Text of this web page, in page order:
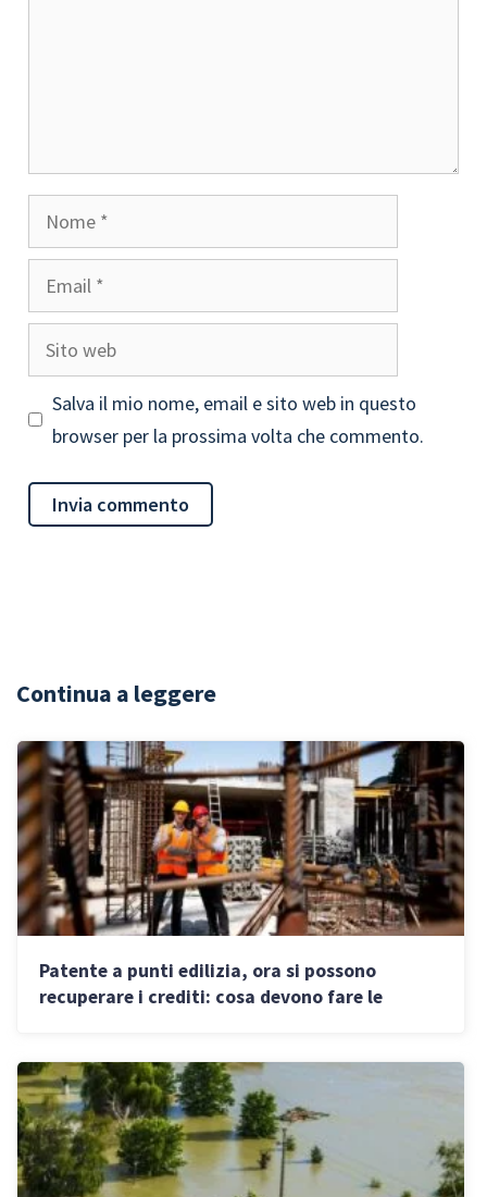
Nome
Email
Sito
web
Salva il mio nome, email e sito web in questo
browser per la prossima volta che commento.
Continua a leggere
Patente a punti edilizia, ora si possono
recuperare i crediti: cosa devono fare le